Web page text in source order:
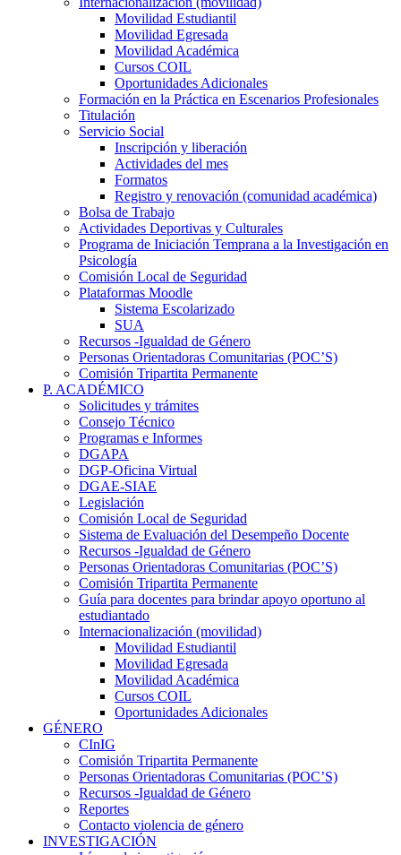
Movilidad Estudiantil
Movilidad Egresada
Movilidad Académica
Cursos COIL
Oportunidades Adicionales
Formación en la Práctica en Escenarios Profesionales
Titulación
Servicio Social
Inscripción y liberación
Actividades del mes
Formatos
Registro y renovación (comunidad académica)
Bolsa de Trabajo
Actividades Deportivas y Culturales
Programa de Iniciación Temprana a la Investigación en
Psicología
Comisión Local de Seguridad
Plataformas Moodle
Sistema Escolarizado
SUA
Recursos -Igualdad de Género
Personas Orientadoras Comunitarias (POC’S)
Comisión Tripartita Permanente
P. ACADÉMICO
Solicitudes y trámites
Consejo Técnico
Programas e Informes
DGAPA
DGP-Oficina Virtual
DGAE-SIAE
Legislación
Comisión Local de Seguridad
Sistema de Evaluación del Desempeño Docente
Recursos -Igualdad de Género
Personas Orientadoras Comunitarias (POC’S)
Comisión Tripartita Permanente
Guía para docentes para brindar apoyo oportuno al
estudiantado
Internacionalización (movilidad)
Movilidad Estudiantil
Movilidad Egresada
Movilidad Académica
Cursos COIL
Oportunidades Adicionales
GÉNERO
CInIG
Comisión Tripartita Permanente
Personas Orientadoras Comunitarias (POC’S)
Recursos -Igualdad de Género
Reportes
Contacto violencia de género
INVESTIGACIÓN